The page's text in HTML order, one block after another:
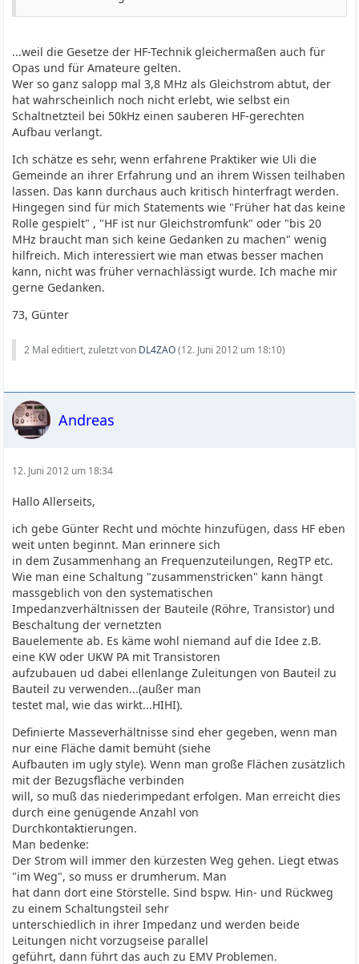
Bis dann noch frohes Experimentieren wünscht der
Hallo zusammen,
da schließe ich mich OM Norby an. Bei 3,6MHz braucht
man keine Durchkontaktierungen, weshalb HF auch als
Gleichstromfunk bezeichnet wird. Selbst auf 2m/70cm
und 23cm funktioniert das. Wenn man auf 3,6MHz
Transistoren mit einer Transitfrequenz von >2GHz
passiert. Vielleicht einen Signal-Hound Spektum-Analyser
anschaffen, um das sehen zu können.
...weil die Gesetze der HF-Technik gleichermaßen auch für
Opas und für Amateure gelten.
Wer so ganz salopp mal 3,8 MHz als Gleichstrom abtut, der
hat wahrscheinlich noch nicht erlebt, wie selbst ein
Schaltnetzteil bei 50kHz einen sauberen HF-gerechten
Aufbau verlangt.
Ich schätze es sehr, wenn erfahrene Praktiker wie Uli die
Gemeinde an ihrer Erfahrung und an ihrem Wissen teilhaben
lassen. Das kann durchaus auch kritisch hinterfragt werden.
Hingegen sind für mich Statements wie "Früher hat das keine
Rolle gespielt" , "HF ist nur Gleichstromfunk" oder "bis 20
MHz braucht man sich keine Gedanken zu machen" wenig
hilfreich. Mich interessiert wie man etwas besser machen
kann, nicht was früher vernachlässigt wurde. Ich mache mir
gerne Gedanken.
73, Günter
2 Mal editiert, zuletzt von DL4ZAO(12. Juni 2012 um 18:10)
Andreas
12. Juni 2012 um 18:34
Hallo Allerseits,
ich gebe Günter Recht und möchte hinzufügen, dass HF eben
weit unten beginnt. Man erinnere sich
in dem Zusammenhang an Frequenzuteilungen, RegTP etc.
Wie man eine Schaltung "zusammenstricken" kann hängt
massgeblich von den systematischen
Impedanzverhältnissen der Bauteile (Röhre, Transistor) und
Beschaltung der vernetzten
Bauelemente ab. Es käme wohl niemand auf die Idee z.B.
eine KW oder UKW PA mit Transistoren
aufzubauen ud dabei ellenlange Zuleitungen von Bauteil zu
Bauteil zu verwenden...(außer man
testet mal, wie das wirkt...HIHI).
Definierte Masseverhältnisse sind eher gegeben, wenn man
nur eine Fläche damit bemüht (siehe
Aufbauten im ugly style). Wenn man große Flächen zusätzlich
mit der Bezugsfläche verbinden
will, so muß das niederimpedant erfolgen. Man erreicht dies
durch eine genügende Anzahl von
Durchkontaktierungen.
Man bedenke:
Der Strom will immer den kürzesten Weg gehen. Liegt etwas
"im Weg", so muss er drumherum. Man
hat dann dort eine Störstelle. Sind bspw. Hin- und Rückweg
zu einem Schaltungsteil sehr
unterschiedlich in ihrer Impedanz und werden beide
Leitungen nicht vorzugseise parallel
geführt, dann führt das auch zu EMV Problemen.